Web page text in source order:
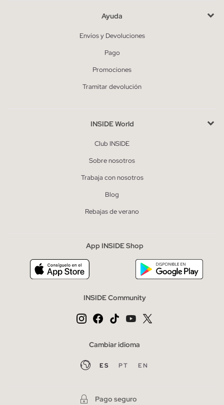
Ayuda
Envíos y Devoluciones
Pago
Promociones
Tramitar devolución
INSIDE World
Club INSIDE
Sobre nosotros
Trabaja con nosotros
Blog
Rebajas de verano
App INSIDE Shop
INSIDE Community
Cambiar idioma
ES PT EN
Pago seguro